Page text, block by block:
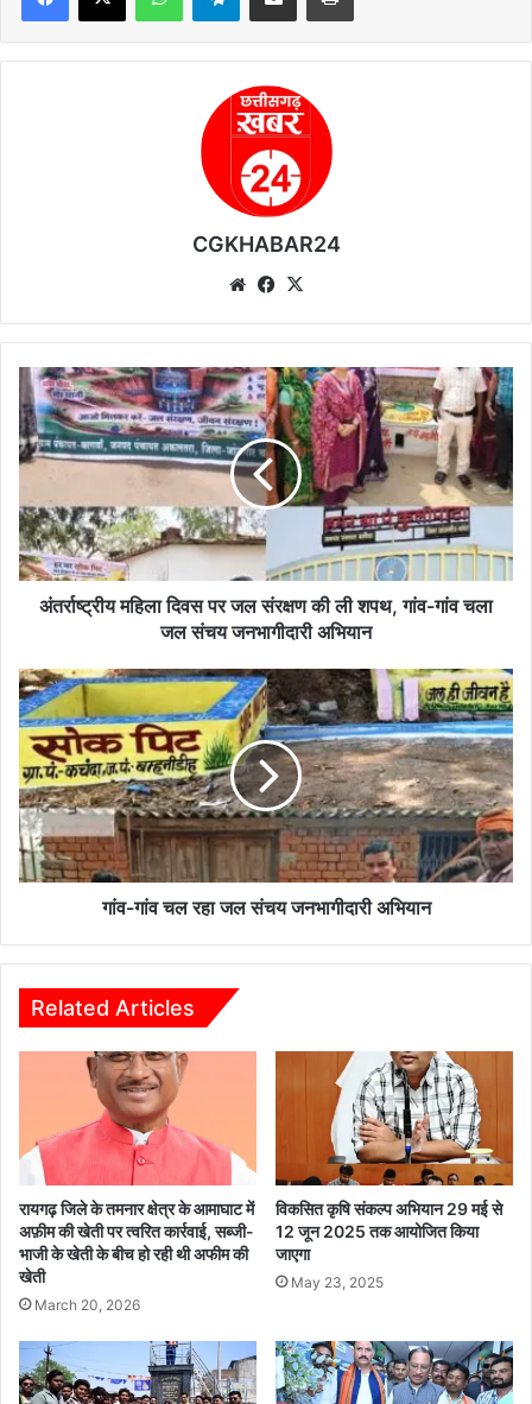
CGKHABAR24
We
te
Fa
bo
ok
त
र्रा
ष्ट्री
म
हि
ला
दि
र
ज
ल
सं
र
क्ष
ण
की
ली
व
-
ला
ल
सं
च
य
ज
भा
गी
अंतर्राष्ट्रीय महिला दिवस पर जल संरक्षण की ली शपथ, गांव-गांव चला
जल संचय जनभागीदारी अभियान
गां
व
-
गां
व
च
ल
र
हा
ज
न
री
भि
या
न
गांव-गांव चल रहा जल संचय जनभागीदारी अभियान
Related Articles
रायगढ़ जिले के तमनार क्षेत्र के आमाघाट में
अफ़ीम की खेती पर त्वरित कार्रवाई, सब्जी-
भाजी के खेती के बीच हो रही थी अफीम की
खेती
March 20, 2026
विकसित कृषि संकल्प अभियान 29 मई से
12 जून 2025 तक आयोजित किया
जाएगा
May 23, 2025